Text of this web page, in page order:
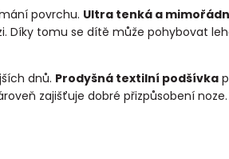
povrchu. Ultra tenká a
Díky tomu se dítě může pohybovat
dnů. Prodyšná textilní podšívka
zajišťuje dobré přizpůsobení noze.